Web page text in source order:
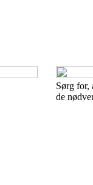
Sørg for,
de